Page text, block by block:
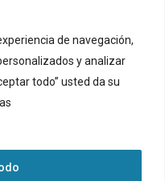
de navegación,
y analizar
todo” usted da su